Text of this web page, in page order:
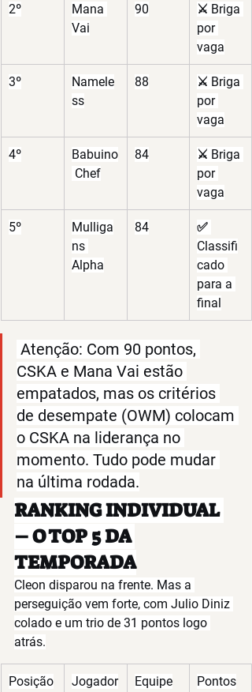
2º
Mana
Vai
90
⚔️ Briga
por
vaga
3º
Namele
ss
88
⚔️ Briga
por
vaga
4º
Babuino
Chef
84
⚔️ Briga
por
vaga
5º
Mulliga
ns
Alpha
84
✅
Classifi
cado
para a
final
Atenção: Com 90 pontos,
CSKA e Mana Vai estão
empatados, mas os critérios
de desempate (OWM) colocam
o CSKA na liderança no
momento. Tudo pode mudar
na última rodada.
RANKING INDIVIDUAL
– O TOP 5 DA
TEMPORADA
Cleon disparou na frente. Mas a
perseguição vem forte, com Julio Diniz
colado e um trio de 31 pontos logo
atrás.
Posição Jogador Equipe Pontos